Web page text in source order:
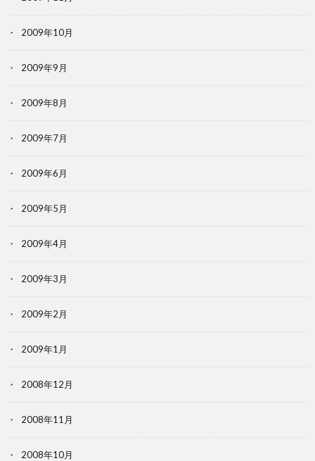
2009年10月
2009年9月
2009年8月
2009年7月
2009年6月
2009年5月
2009年4月
2009年3月
2009年2月
2009年1月
2008年12月
2008年11月
2008年10月